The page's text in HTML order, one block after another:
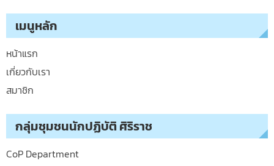
เมนูหลัก
หน้าแรก
เกี่ยวกับเรา
สมาชิก
กลุ่มชุมชนนักปฏิบัติ ศิริราช
CoP Department